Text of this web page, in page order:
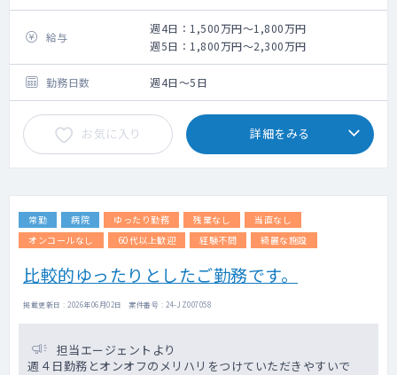
かりつけ患者様がメインです
透析管理：月水金2クール、火木土1クール
25名/1クール当たり
給与
週4日：1,500万円～1,800万円
週5日：1,800万円～2,300万円
勤務日数 週4日～5日
お気に入り 詳細をみる
常勤 病院 ゆったり勤務 残業なし
当直なし
オンコールなし
60代以上歓迎 経験不問 綺麗な施設
比較的ゆったりとしたご勤務です。
掲載更新日 : 2026年06月02日 案件番号 : 24-JZ007058
担当エージェントより
週４日勤務とオンオフのメリハリをつけていただきやすいで